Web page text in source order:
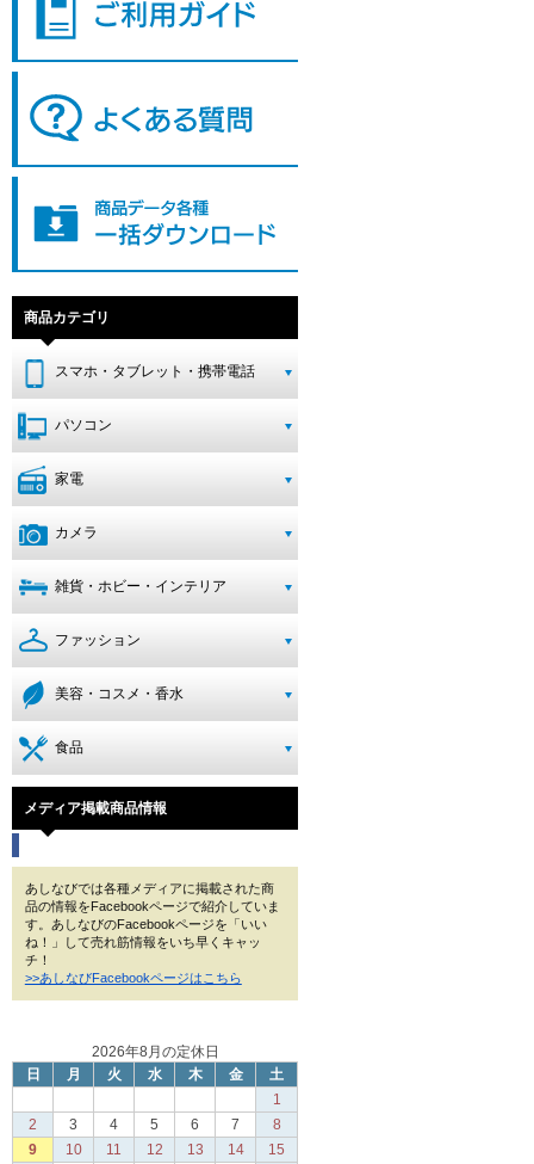
商品カテゴリ
スマホ・タブレット・携帯電話
パソコン
家電
カメラ
雑貨・ホビー・インテリア
ファッション
美容・コスメ・香水
食品
メディア掲載商品情報
あしなびでは各種メディアに掲載された商
品の情報をFacebookページで紹介していま
す。あしなびのFacebookページを「いい
ね！」して売れ筋情報をいち早くキャッ
チ！
>>あしなびFacebookページはこちら
2026年8月の定休日
日
月 火 水 木 金
土
1
2
3 4 5 6 7
8
9
10 11 12 13 14
15